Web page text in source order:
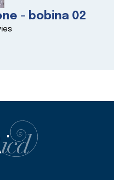
- bobina 02